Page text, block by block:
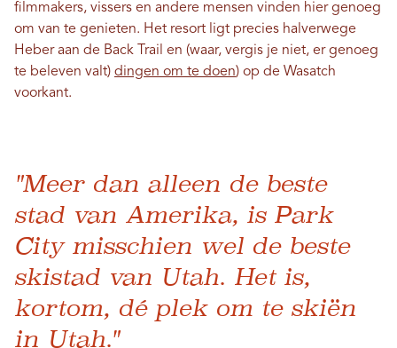
filmmakers, vissers en andere mensen vinden hier genoeg
om van te genieten. Het resort ligt precies halverwege
Heber aan de Back Trail en (waar, vergis je niet, er genoeg
te beleven valt) dingen om te doen) op de Wasatch
voorkant.
"Meer dan alleen de beste
stad van Amerika, is Park
City misschien wel de beste
skistad van Utah. Het is,
kortom, dé plek om te skiën
in Utah."